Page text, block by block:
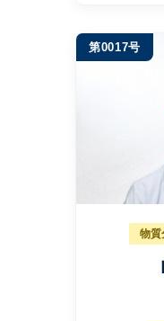
第0017号
物質